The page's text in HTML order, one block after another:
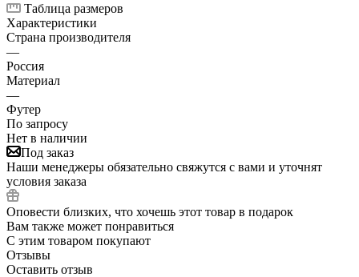
Таблица размеров
Характеристики
Страна производителя
—
Россия
Материал
—
Футер
По запросу
Нет в наличии
Под заказ
Наши менеджеры обязательно свяжутся с вами и уточнят
условия заказа
Оповести близких, что хочешь этот товар в подарок
Вам также может понравиться
С этим товаром покупают
Отзывы
Оставить отзыв